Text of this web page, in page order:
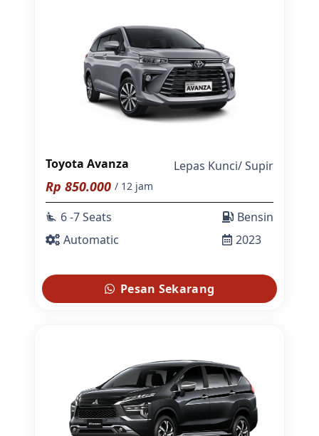
Toyota Avanza Lepas Kunci/Supir
Rp 850.000 / 12 jam
airline_seat_recline_extra 6 -7 Seats
Automatic
Bensin
2023
Pesan Sekarang